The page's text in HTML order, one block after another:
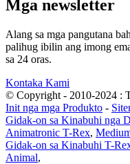
Mga newsletter
Alang sa mga pangutana
palihug ibilin ang imong
sa 24 oras.
Kontaka Kami
© Copyright - 2010-2024 :
Init nga mga Produkto -
Gidak-on sa Kinabuhi nga
Animatronic T-Rex,
Gidak-on sa Kinabuhi T-
Animal,